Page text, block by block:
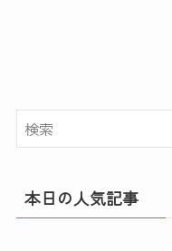
本日の人気記事